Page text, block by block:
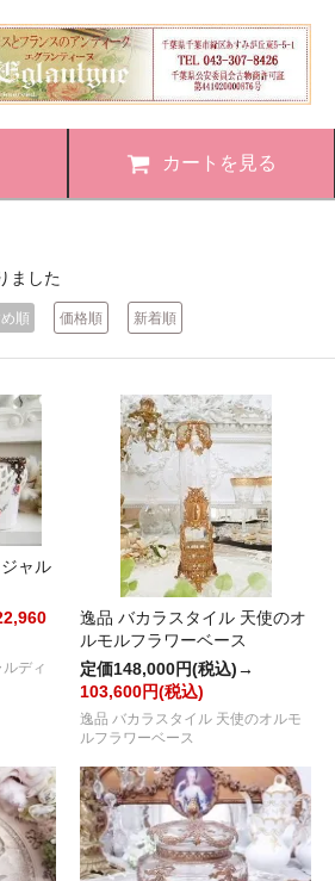
カートを見る
ました
順 価格順 新着順
ャル
ディ
逸品 バカラスタイル 天使のオ
ルモルフラワーベース
定価148,000円(税込)→
103,600円(税込)
逸品 バカラスタイル 天使のオルモ
ルフラワーベース